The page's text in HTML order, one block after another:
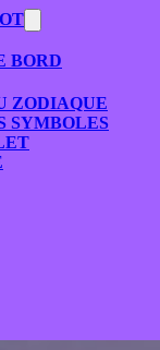
BORD
ZODIAQUE
SYMBOLES